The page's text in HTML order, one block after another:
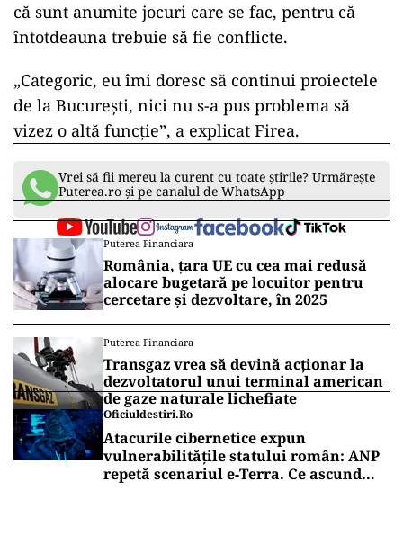
că sunt anumite jocuri care se fac, pentru că
întotdeauna trebuie să fie conflicte.
„Categoric, eu îmi doresc să continui proiectele
de la Bucureşti, nici nu s-a pus problema să
vizez o altă funcţie”, a explicat Firea.
Vrei să fii mereu la curent cu toate știrile? Urmărește
Puterea.ro și pe canalul de WhatsApp
Puterea Financiara
România, țara UE cu cea mai redusă
alocare bugetară pe locuitor pentru
cercetare și dezvoltare, în 2025
Puterea Financiara
Transgaz vrea să devină acționar la
dezvoltatorul unui terminal american
de gaze naturale lichefiate
Oficiuldestiri.ro
Atacurile cibernetice expun
vulnerabilitățile statului român: ANP
repetă scenariul e‑Terra. Ce ascund